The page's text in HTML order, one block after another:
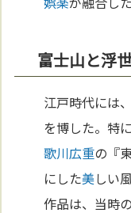
富士山と浮
江戸時代には、
を博した。特
歌川広重の『
にした美しい
作品は、当時